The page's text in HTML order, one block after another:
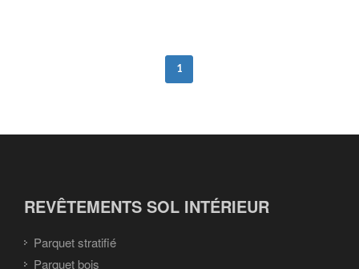
1
REVÊTEMENTS SOL INTÉRIEUR
Parquet stratifié
Parquet bois